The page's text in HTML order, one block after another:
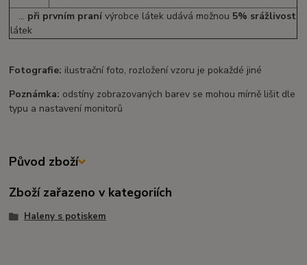
... při prvním praní výrobce látek udává možnou 5% srážlivost
látek
Fotografie: ilustrační foto, rozložení vzoru je pokaždé jiné
Poznámka: odstíny zobrazovaných barev se mohou mírně lišit dle
typu a nastavení monitorů
Původ zboží
Zboží zařazeno v kategoriích
Haleny s potiskem